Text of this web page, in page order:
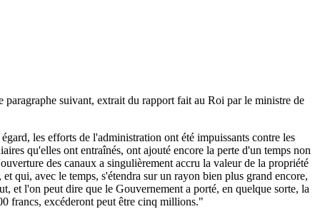
suivant, extrait du rapport fait au Roi par le ministre de
les efforts de l'administration ont été impuissants contre les
qu'elles ont entraînés, ont ajouté encore la perte d'un temps non
des canaux a singulièrement accru la valeur de la propriété
qui, avec le temps, s'étendra sur un rayon bien plus grand encore,
et l'on peut dire que le Gouvernement a porté, en quelque sorte, la
francs, excéderont peut être cinq millions."